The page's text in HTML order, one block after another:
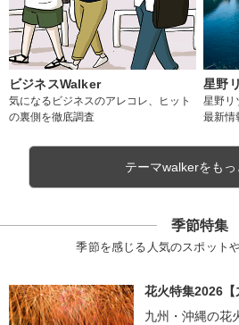
ビジネスWalker
気になるビジネスのアレコレ、ヒット
の裏側を徹底調査
星野
星野リ
最新情
テーマwalkerをもっ
季節特集
季節を感じる人気のスポット
花火特集2026【
九州・沖縄の花